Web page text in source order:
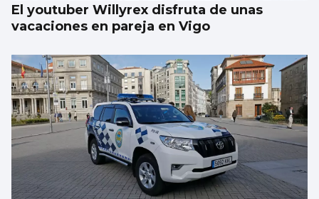
El youtuber Willyrex disfruta de unas
vacaciones en pareja en Vigo